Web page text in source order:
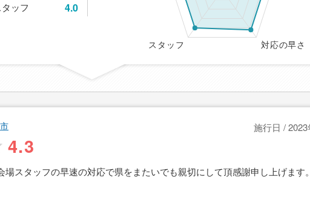
タッフ 4.0
対応の早さ
スタッフ
4.3
施行日 /
スタッフの早速の対応で県をまたいでも親切にして頂感謝申し上げます。